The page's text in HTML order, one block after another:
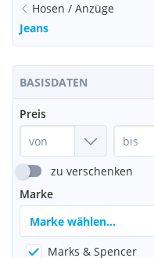
Hosen / Anzüge
Jeans
BASISDATEN
Preis
zu verschenken
Marke
Marke wählen...
Marks & Spencer